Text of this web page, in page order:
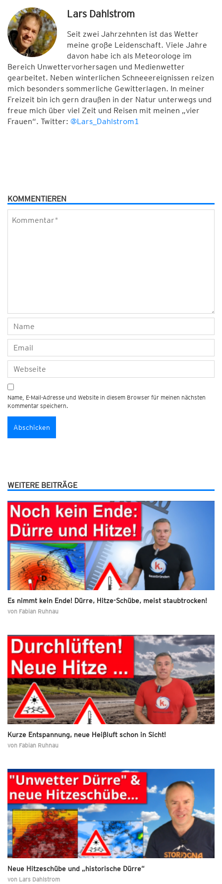
Lars Dahlstrom
Seit zwei Jahrzehnten ist das Wetter
meine große Leidenschaft. Viele Jahre
davon habe ich als Meteorologe im
Bereich Unwettervorhersagen und Medienwetter
gearbeitet. Neben winterlichen Schneeereignissen reizen
mich besonders sommerliche Gewitterlagen. In meiner
Freizeit bin ich gern draußen in der Natur unterwegs und
freue mich über viel Zeit und Reisen mit meinen „vier
Frauen“. Twitter: @Lars_Dahlstrom1
KOMMENTIEREN
Name, E-Mail-Adresse und Website in diesem Browser für meinen nächsten
Kommentar speichern.
WEITERE BEITRÄGE
Es nimmt kein Ende! Dürre, Hitze-Schübe, meist staubtrocken!
von Fabian Ruhnau
Kurze Entspannung, neue Heißluft schon in Sicht!
von Fabian Ruhnau
Neue Hitzeschübe und „historische Dürre“
von Lars Dahlstrom